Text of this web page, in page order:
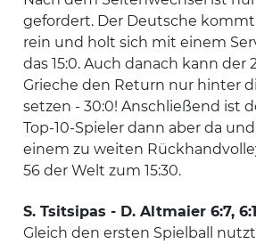
gefordert. Der Deutsche
rein und holt sich mit einem
das 15:0. Auch danach kann der
Grieche den Return nur hinter
setzen - 30:0! Anschließend ist
Top-10-Spieler dann aber da
einem zu weiten
56 der Welt zum 15:30.
S. Tsitsipas - D. Altmaier 6:7,
Gleich den ersten Spielball